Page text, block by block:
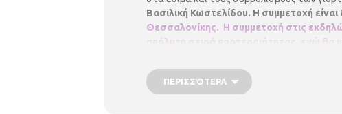
Βασιλική Κωστελίδου. Η συμμετοχή
Θεσσαλονίκης. Η συμμετοχή στις
απόλυτη σειρά προτεραιότητας, ενώ
ΠΕΡΙΣΣΌΤΕΡΑ